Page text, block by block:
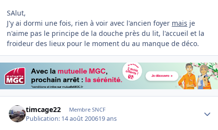
SAlut,
J'y ai dormi une fois, rien à voir avec l'ancien foyer mais je
n'aime pas le principe de la douche près du lit, l'accueil et la
froideur des lieux pour le moment du au manque de déco.
timcage22 Membre SNCF
Publication: 14 août 200619 ans